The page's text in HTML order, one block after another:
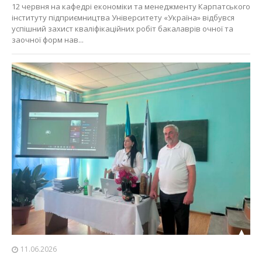
12 червня на кафедрі економіки та менеджменту Карпатського
інституту підприємництва Університету «Україна» відбувся
успішний захист кваліфікаційних робіт бакалаврів очної та
заочної форм нав...
11.06.2026